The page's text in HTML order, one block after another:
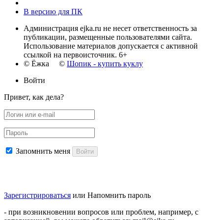
В версию для ПК
Администрация ejka.ru не несет ответственность за
публикации, размещенные пользователями сайта.
Использование материалов допускается с активной
ссылкой на первоисточник. 6+
© Ёжка © Шопик - купить куклу
Войти
Привет, как дела?
Запомнить меня Войти
Зарегистрироваться или Напомнить пароль
- при возникновении вопросов или проблем, например, с